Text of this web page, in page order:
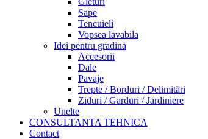
Sape
Tencuieli
Vopsea lavabila
Idei pentru gradina
Accesorii
Dale
Pavaje
Trepte / Borduri / Delimitări
Ziduri / Garduri / Jardiniere
Unelte
CONSULTANTA TEHNICA
Contact